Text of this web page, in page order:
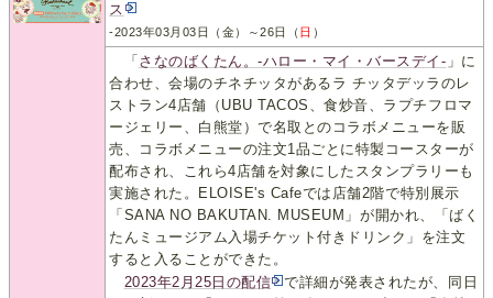
ス
-2023年03月03日（金）～26日（ 日 ）
「 さなのばくたん。-ハロー・マイ・バースデイ- 」に
合わせ、会場のチネチッタがあるラ チッタデッラのレ
ストラン4店舗（UBU TACOS、食炒音、ラプチフロマ
ージェリー、白熊堂）で名取とのコラボメニューを販
売、コラボメニューの注文1品ごとに特製コースターが
配布され、これら4店舗を対象にしたスタンプラリーも
実施された。ELOISE's Cafeでは店舗2階で特別展示
「SANA NO BAKUTAN. MUSEUM」が開かれ、「ばく
たんミュージアム入場チケット付きドリンク」を注文
すると入ることができた。
2023年2月25日の配信
で詳細が発表されたが、同日